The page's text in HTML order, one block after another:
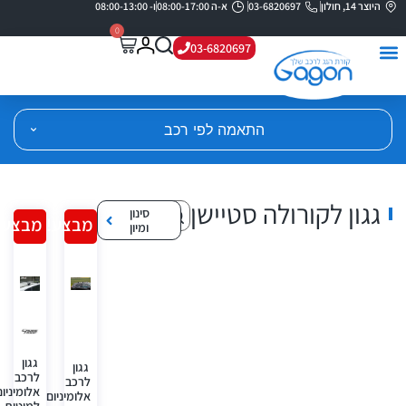
היוצר 14, חולון 03-6820697 א-ה 08:00-17:00 ו- 08:00-13:00
03-6820697
0
התאמה לפי רכב
גגון לקורולה סטיישן
סינון
ומיון
גגון
לרכב
אלומיניום
מבצע!
גגון
לרכב